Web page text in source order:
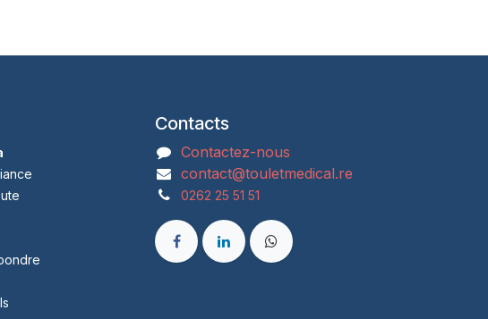
Contacts
Contactez-nous
contact@touletmedical.re
0262 25 51 51